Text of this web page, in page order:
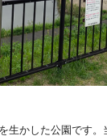
生かした公園です